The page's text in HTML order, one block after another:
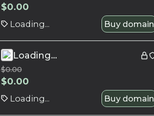
$0.00
Loading... Buy domain
Loading...
$0.00
$0.00
Loading... Buy domain